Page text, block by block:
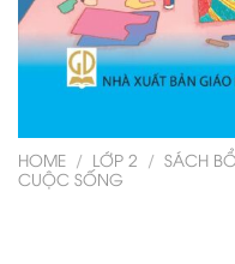
HOME / LỚP 2 / SÁCH
CUỘC SỐNG